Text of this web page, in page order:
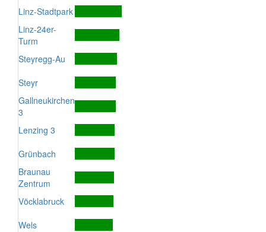
Linz-Stadtpark
Linz-24er-
Turm
Steyregg-Au
Steyr
Gallneukirchen
3
Lenzing 3
Grünbach
Braunau
Zentrum
Vöcklabruck
Wels